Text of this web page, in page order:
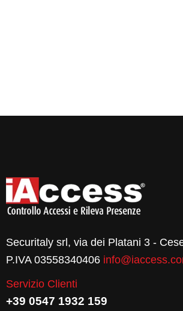
Securitaly srl, via dei Platani 3 -
P.IVA 03558340406
Servizio Clienti
+39 0547 1932 159